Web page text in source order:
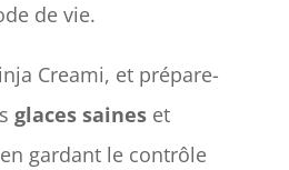
de vie.
Creami, et prépare-
glaces saineset
gardant le contrôle